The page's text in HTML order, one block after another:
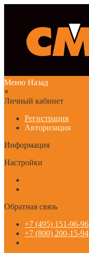
Меню Назад
×
Личный кабинет
Регистрация
Авторизация
Информация
Настройки
Обратная связь
+7 (495) 151-96-96
+7 (800) 200-15-94